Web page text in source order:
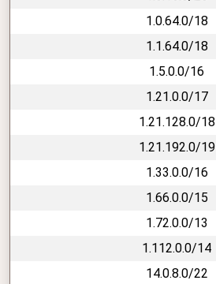
1.0.64.0/18
1.1.64.0/18
1.5.0.0/16
1.21.0.0/17
1.21.128.0/18
1.21.192.0/19
1.33.0.0/16
1.66.0.0/15
1.72.0.0/13
1.112.0.0/14
14.0.8.0/22